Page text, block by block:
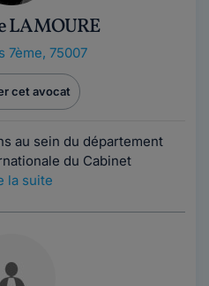
LAMOURE
7ème, 75007
cet avocat
au sein du département
du Cabinet
la suite